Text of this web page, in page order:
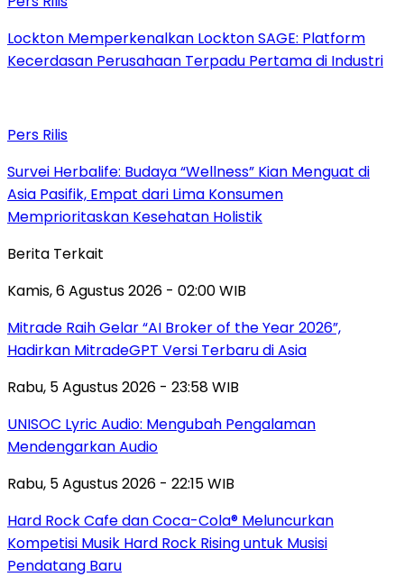
Lockton Memperkenalkan Lockton SAGE: Platform
Kecerdasan Perusahaan Terpadu Pertama di Industri
Pers Rilis
Survei Herbalife: Budaya “Wellness” Kian Menguat di
Asia Pasifik, Empat dari Lima Konsumen
Memprioritaskan Kesehatan Holistik
Berita Terkait
Kamis, 6 Agustus 2026 - 02:00 WIB
Mitrade Raih Gelar “AI Broker of the Year 2026”,
Hadirkan MitradeGPT Versi Terbaru di Asia
Rabu, 5 Agustus 2026 - 23:58 WIB
UNISOC Lyric Audio: Mengubah Pengalaman
Mendengarkan Audio
Rabu, 5 Agustus 2026 - 22:15 WIB
Hard Rock Cafe dan Coca-Cola® Meluncurkan
Kompetisi Musik Hard Rock Rising untuk Musisi
Pendatang Baru